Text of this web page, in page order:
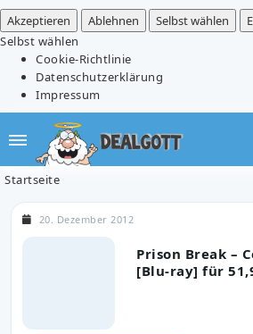
Akzeptieren
Ablehnen Selbst wählen
Selbst wählen
Cookie-Richtlinie
Datenschutzerklärung
Impressum
Startseite
Prison Break –
[Blu-ray] für
20. Dezember 2012